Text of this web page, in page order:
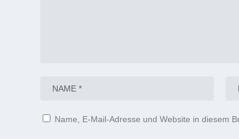
Name, E-Mail-Adresse und Website in diesem